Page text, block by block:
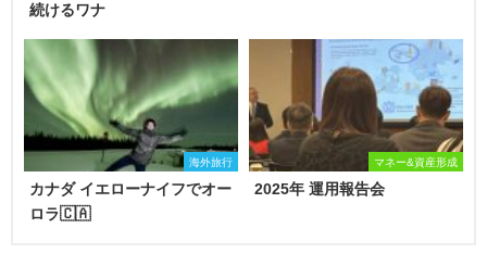
続けるワナ
海外旅行
カナダ イエローナイフでオー
ロラ🇨🇦
マネー&資産形成
2025年 運用報告会